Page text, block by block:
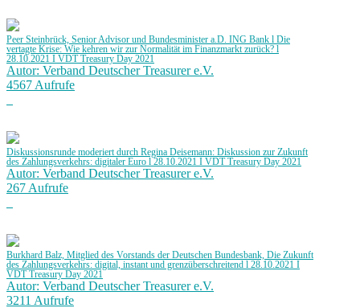
Peer Steinbrück, Senior Advisor und Bundesminister a.D. ING Bank l Die
vertagte Krise: Wie kehren wir zur Normalität im Finanzmarkt zurück? l
28.10.2021 I VDT Treasury Day 2021
Autor: Verband Deutscher Treasurer e.V.
4567 Aufrufe
Diskussionsrunde moderiert durch Regina Deisemann: Diskussion zur Zukunft
des Zahlungsverkehrs: digitaler Euro l 28.10.2021 I VDT Treasury Day 2021
Autor: Verband Deutscher Treasurer e.V.
267 Aufrufe
Burkhard Balz, Mitglied des Vorstands der Deutschen Bundesbank, Die Zukunft
des Zahlungsverkehrs: digital, instant und grenzüberschreitend l 28.10.2021 I
VDT Treasury Day 2021
Autor: Verband Deutscher Treasurer e.V.
3211 Aufrufe